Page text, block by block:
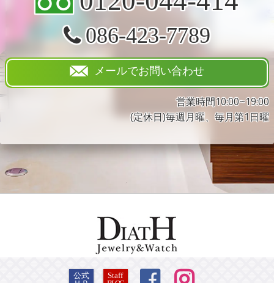
086-423-7789
メールでお問い合わせ
営業時間10:00~19:00
(定休日)毎週月曜、毎月第1日曜
公式
Staff